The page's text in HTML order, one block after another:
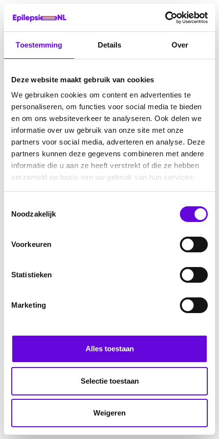
Toestemming Details Over
Deze website maakt gebruik van cookies
We gebruiken cookies om content en advertenties te
personaliseren, om functies voor social media te bieden
en om ons websiteverkeer te analyseren. Ook delen we
informatie over uw gebruik van onze site met onze
partners voor social media, adverteren en analyse. Deze
partners kunnen deze gegevens combineren met andere
informatie die u aan ze heeft verstrekt of die ze hebben
verzameld op basis van uw gebruik van hun services.
Noodzakelijk
Voorkeuren
Statistieken
Marketing
Alles toestaan
Selectie toestaan
Weigeren